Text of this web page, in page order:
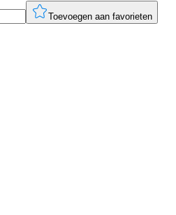
Toevoegen aan favorieten